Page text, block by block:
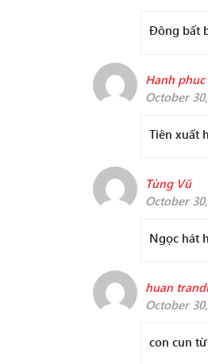
Đông bất
Hanh
October
Tiên xuất
Tùng Vũ
October
Ngọc hát
huan
October
con cun